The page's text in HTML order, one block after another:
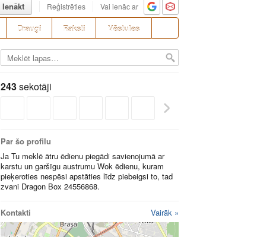
Ienākt Reģistrēties Vai ienāc ar
Draugi Raksti Vēstules
243sekotāji
Par šo profilu
Ja Tu meklē ātru ēdienu piegādi savienojumā ar
karstu un garšīgu austrumu Wok ēdienu, kuram
pieķeroties nespēsi apstāties līdz piebeigsi to, tad
zvani Dragon Box 24556868.
Kontakti Vairāk »